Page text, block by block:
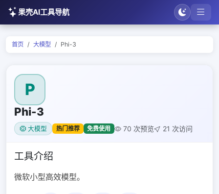
果壳AI工具导航
首页 大模型 Phi-3
P
Phi-3
大模型 热门推荐 免费使用 70 次预览 21 次访问
工具介绍
微软小型高效模型。